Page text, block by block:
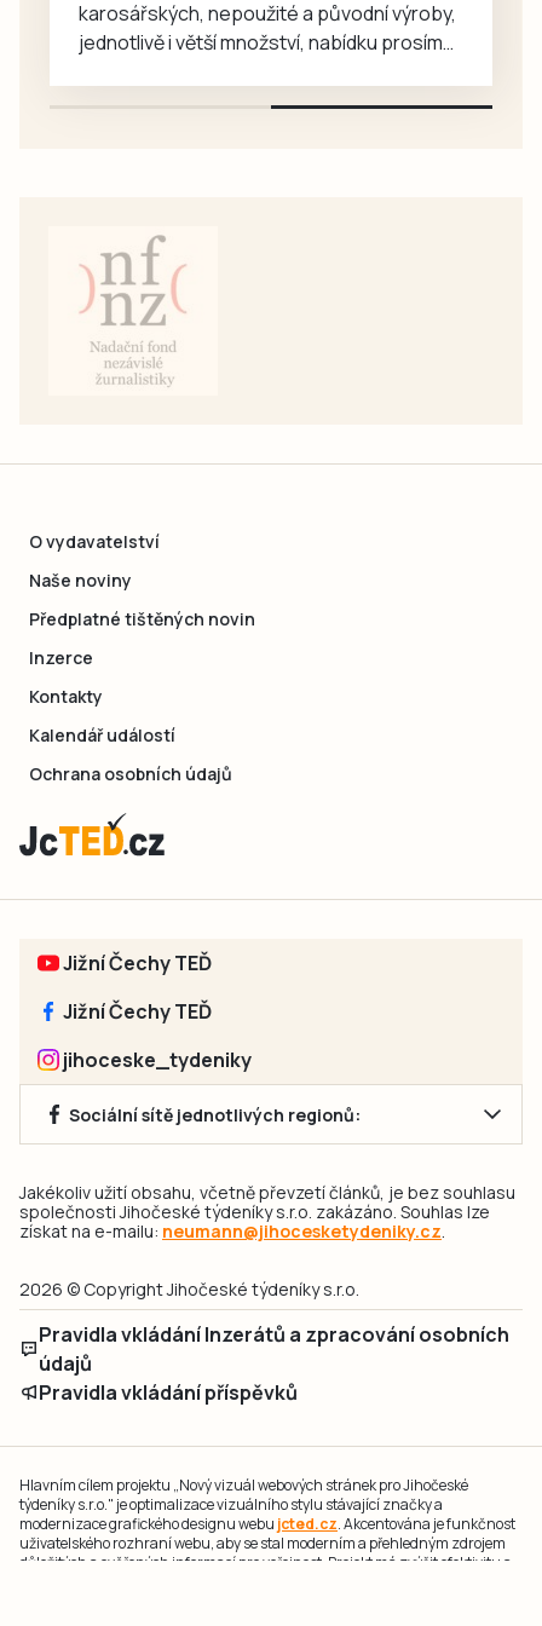
karosářských, nepoužité a původní výroby,
jednotlivě i větší množství, nabídku prosím
O vydavatelství
Naše noviny
Předplatné tištěných novin
Inzerce
Kontakty
Kalendář událostí
Ochrana osobních údajů
Jižní Čechy TEĎ
Jižní Čechy TEĎ
jihoceske_tydeniky
Sociální sítě jednotlivých regionů:
Jakékoliv užití obsahu, včetně převzetí článků, je bez souhlasu
společnosti Jihočeské týdeníky s.r.o. zakázáno. Souhlas lze
získat na e-mailu: neumann@jihocesketydeniky.cz.
2026 © Copyright Jihočeské týdeníky s.r.o.
Pravidla vkládání Inzerátů a zpracování osobních
údajů
Pravidla vkládání příspěvků
Hlavním cílem projektu „Nový vizuál webových stránek pro Jihočeské
týdeníky s.r.o." je optimalizace vizuálního stylu stávající značky a
modernizace grafického designu webu jcted.cz. Akcentována je funkčnost
uživatelského rozhraní webu, aby se stal moderním a přehledným zdrojem
důležitých a ověřených informací pro veřejnost. Projekt má zvýšit efektivitu a